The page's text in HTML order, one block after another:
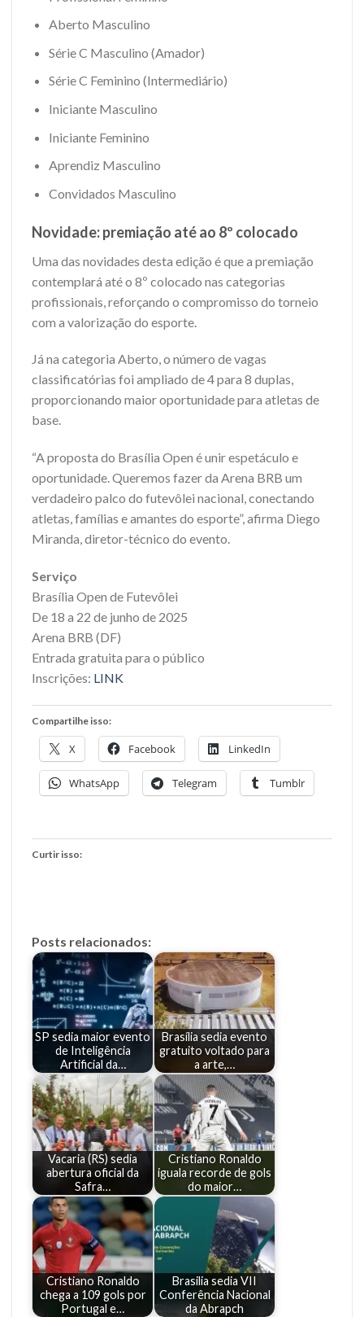
Aberto Masculino
Série C Masculino (Amador)
Série C Feminino (Intermediário)
Iniciante Masculino
Iniciante Feminino
Aprendiz Masculino
Convidados Masculino
Novidade: premiação até ao 8º colocado
Uma das novidades desta edição é que a premiação
contemplará até o 8º colocado nas categorias
profissionais, reforçando o compromisso do torneio
com a valorização do esporte.
Já na categoria Aberto, o número de vagas
classificatórias foi ampliado de 4 para 8 duplas,
proporcionando maior oportunidade para atletas de
base.
“A proposta do Brasília Open é unir espetáculo e
oportunidade. Queremos fazer da Arena BRB um
verdadeiro palco do futevôlei nacional, conectando
atletas, famílias e amantes do esporte”, afirma Diego
Miranda, diretor-técnico do evento.
Serviço
Brasília Open de Futevôlei
De 18 a 22 de junho de 2025
Arena BRB (DF)
Entrada gratuita para o público
Inscrições: LINK
Compartilhe isso:
X Facebook LinkedIn
WhatsApp Telegram Tumblr
Curtir isso:
Posts relacionados:
SP sedia maior evento
de Inteligência
Artificial da…
Brasília sedia evento
gratuito voltado para
a arte,…
Vacaria (RS) sedia
abertura oficial da
Safra…
Cristiano Ronaldo
iguala recorde de gols
do maior…
Cristiano Ronaldo
chega a 109 gols por
Portugal e…
Brasilia sedia VII
Conferência Nacional
da Abrapch